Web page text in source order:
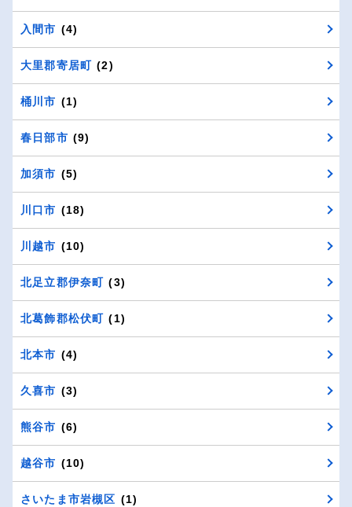
入間市 (4)
大里郡寄居町 (2)
桶川市 (1)
春日部市 (9)
加須市 (5)
川口市 (18)
川越市 (10)
北足立郡伊奈町 (3)
北葛飾郡松伏町 (1)
北本市 (4)
久喜市 (3)
熊谷市 (6)
越谷市 (10)
さいたま市岩槻区 (1)